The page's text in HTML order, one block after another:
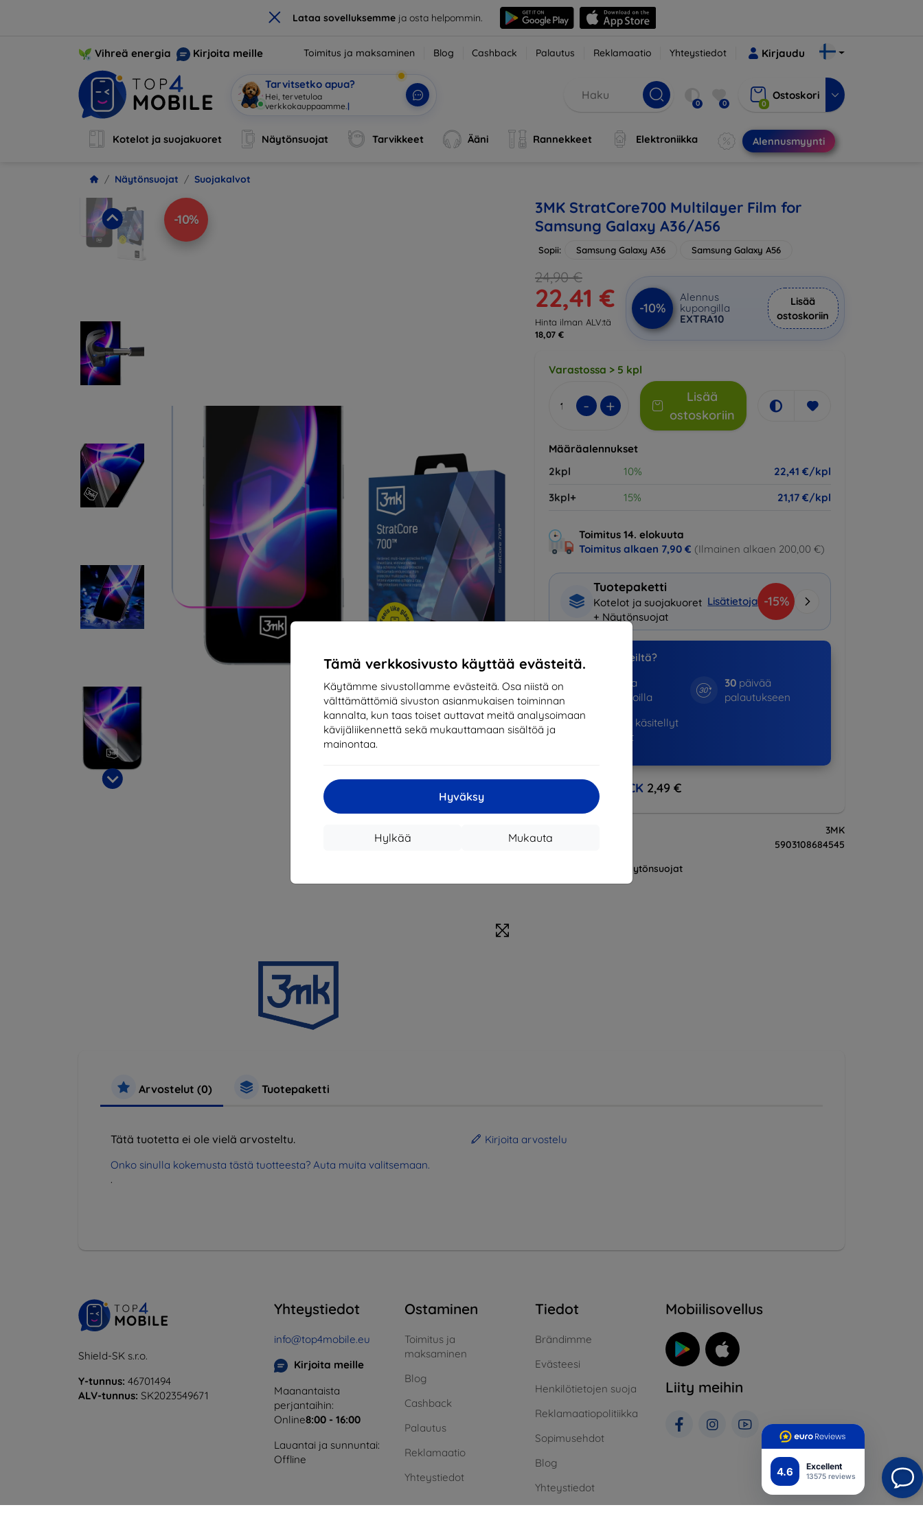
× Lataa sovelluksemmeja osta helpommin.
4.6 Excellent
13575 reviews
Tämä verkkosivusto käyttää evästeitä.
Käytämme sivustollamme evästeitä. Osa niistä on
välttämättömiä sivuston asianmukaisen toiminnan
kannalta, kun taas toiset auttavat meitä analysoimaan
kävijäliikennettä sekä mukauttamaan sisältöä ja
mainontaa.
Hyväksy
Mukauta
Hylkää
Vihreä energia Kirjoita meille Toimitus ja maksaminen Blog Cashback Palautus Reklamaatio Yhteystiedot Kirjaudu
Tarvitsetko apua?
Hei, tervetuloa verkkokauppaa 0 0 0
Ostoskori
Kotelot ja suojakuoret Näytönsuojat Tarvikkeet Ääni Rannekkeet Elektroniikka Alennusmyynti
Näytönsuojat Suojakalvot
-10%
3MK StratCore700 Multilayer Film for
Samsung Galaxy A36/A56
Sopii: Samsung Galaxy A36 Samsung Galaxy A56
24,90 €
22,41 €
Hinta ilman ALV:tä
18,07 €
-10%
Alennus
kupongilla
EXTRA10
Lisää
ostoskoriin
Varastossa > 5 kpl
- +
Lisää
ostoskoriin
Määräalennukset
2kpl
10%
22,41 €/kpl
3kpl+
15% 21,17 €/kpl
Toimitus 14. elokuuta
Toimitus alkaen 7,90 € (Ilmainen alkaen 200,00 €)
Tuotepaketti
Kotelot ja suojakuoret
+ Näytönsuojat
Lisätietoja -15%
Miksi ostaa meiltä?
vuotta
markkinoilla
30päivää
palautukseen
käsitellyt
tilaukset
CASHBACK 2,49 €
3MK
EAN
5903108684545
Näytönsuojat
Arvostelut (0) Tuotepaketti
Tätä tuotetta ei ole vielä arvosteltu.
Onko sinulla kokemusta tästä tuotteesta? Auta muita valitsemaan.
.
Kirjoita arvostelu
Shield-SK s.r.o.
Y-tunnus: 46701494
ALV-tunnus: SK2023549671
Yhteystiedot
info@top4mobile.eu
Kirjoita meille
Maanantaista
perjantaihin:
Online8:00 - 16:00
Lauantai ja sunnuntai:
Offline
Ostaminen
Toimitus ja
maksaminen
Blog
Cashback
Palautus
Reklamaatio
Yhteystiedot
Tiedot
Brändimme
Evästeesi
Henkilötietojen suoja
Reklamaatiopolitiikka
Sopimusehdot
Blog
Yhteystiedot
Mobiilisovellus
Liity meihin